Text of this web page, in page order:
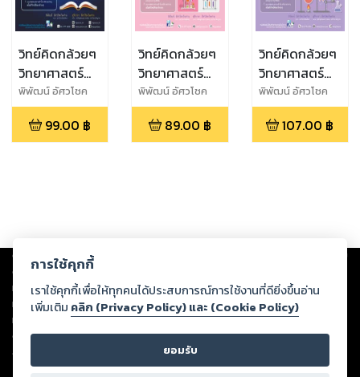
วิทย์คิดกล้วยๆ
วิทยาศาสตร์
ม.3 เล่ม 1
(หลักสูตร
ปรับปรุง
พิพัฒน์ อัศวโชค
ไพศาล,สุจิราภา
อัศวโชคไพศาล
99.00 ฿
วิทย์คิดกล้วยๆ
วิทยาศาสตร์
ม.2 เล่ม 2
(หลักสูตร
ปรับปรุง
พิพัฒน์ อัศวโชค
ไพศาล,สุจิราภา
อัศวโชคไพศาล
89.00 ฿
วิทย์คิดกล้วยๆ
วิทยาศาสตร์
ม.2 เล่ม 1
(หลักสูตร
ปรับปรุง
พิพัฒน์ อัศวโชค
ไพศาล,สุจิราภา
อัศวโชคไพศาล
107.00 ฿
Copyright © 2026
ต่อผลงานหรือเนื้อหาใดที่อัปโหลดผ่านเว็บไซต์และปรากฏว่าละเมิดสิทธิใน
ทรัพย์สินทางปัญญาของบุคคลอื่นหรือขัดต่อกฎหมายและศีลธรรม ดังนั้น ผู้อ่าน
ทุกท่านโปรดใช้วิจารณญาณในการกลั่นกรองด้วยตนเอง และหากท่านพบว่าส่วน
หนึ่งส่วนใดขัดต่อกฎหมายและศีลธรรม กรุณาแจ้งมายังบริษัท เพื่อทีมงานจะได้
ดำเนินการในทันที ทั้งนี้ ทางสตอรี่ล็อกขอสงวนลิขสิทธิ์ตามพระราชบัญญัติ
ลิขสิทธิ์ พ.ศ. 2537 (ฉบับล่าสุด)
การใช้คุกกี้
เราใช้คุกกี้เพื่อให้ทุกคนได้ประสบการณ์การใช้งานที่ดียิ่งขึ้นอ่าน
เพิ่มเติม คลิก (Privacy Policy) และ (Cookie Policy)
ยอมรับ